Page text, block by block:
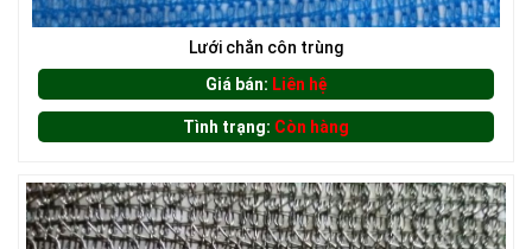
Lưới chắn côn trùng
Giá bán: Liên hệ
Tình trạng: Còn hàng